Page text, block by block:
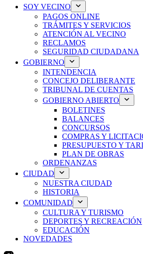
SOY VECINO
PAGOS ONLINE
TRÁMITES Y SERVICIOS
ATENCIÓN AL VECINO
RECLAMOS
SEGURIDAD CIUDADANA
GOBIERNO
INTENDENCIA
CONCEJO DELIBERANTE
TRIBUNAL DE CUENTAS
GOBIERNO ABIERTO
BOLETINES
BALANCES
CONCURSOS
COMPRAS Y
PRESUPUESTO Y
PLAN DE OBRAS
ORDENANZAS
CIUDAD
NUESTRA CIUDAD
HISTORIA
COMUNIDAD
CULTURA Y TURISMO
DEPORTES Y RECREACIÓN
EDUCACIÓN
NOVEDADES